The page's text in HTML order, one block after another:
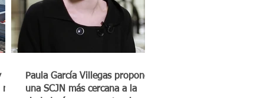
Paula García Villegas propone
una SCJN más cercana a la